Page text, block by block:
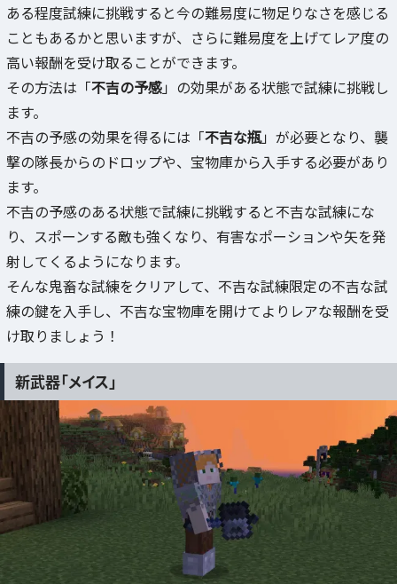
ある程度試練に挑戦すると今の難易度に物足りなさを感じる
こともあるかと思いますが、さらに難易度を上げてレア度の
高い報酬を受け取ることができます。
その方法は「不吉の予感」の効果がある状態で試練に挑戦し
ます。
不吉の予感の効果を得るには「不吉な瓶」が必要となり、襲
撃の隊長からのドロップや、宝物庫から入手する必要があり
ます。
不吉の予感のある状態で試練に挑戦すると不吉な試練にな
り、スポーンする敵も強くなり、有害なポーションや矢を発
射してくるようになります。
そんな鬼畜な試練をクリアして、不吉な試練限定の不吉な試
練の鍵を入手し、不吉な宝物庫を開けてよりレアな報酬を受
け取りましょう！
新武器「メイス」